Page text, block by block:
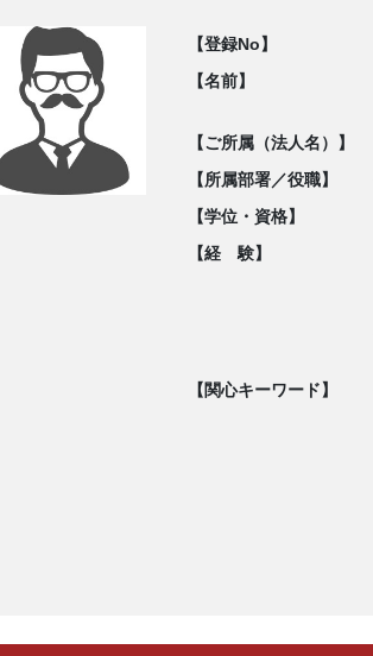
【登録No】
【名前】
【ご所属（法人名）】
【所属部署／役職】
【学位・資格】
【経 験】
【関心キーワード】